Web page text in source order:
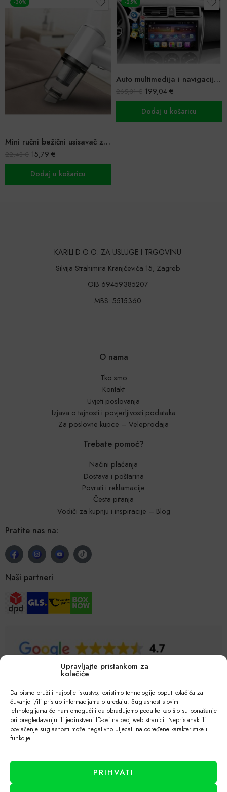
Upravljajte pristankom za
kolačiće
Da bismo pružili najbolje iskustvo, koristimo tehnologije poput kolačića za
čuvanje i/ili pristup informacijama o uređaju. Suglasnost s ovim
tehnologijama će nam omogućiti da obrađujemo podatke kao što su ponašanje
pri pregledavanju ili jedinstveni ID-ovi na ovoj web stranici. Nepristanak ili
povlačenje suglasnosti može negativno utjecati na određene karakteristike i
funkcije.
PRIHVATI
Mini ručni bežični usisavač za auto
€
u košaricu
Auto multimedija i navigacija Android
265,31 199,04€
Dodaj u košaricu
KARILI D.O.O. ZA USLUGE I TRGOVINU
Silvija Strahimira Kranjčevića 15, Zagreb
OIB 69459385207
MBS: 5515360
O nama
Tko smo
Kontakt
Uvjeti poslovanja
Izjava o tajnosti i povjerljivosti podataka
Za poslovne kupce – Veleprodaja
Trebate pomoć?
Načini plaćanja
Dostava i poštarina
Povrati i reklamacije
Česta pitanja
Vodiči za kupnju i inspiracije – Blog
Pratite nas na:
Naši partneri